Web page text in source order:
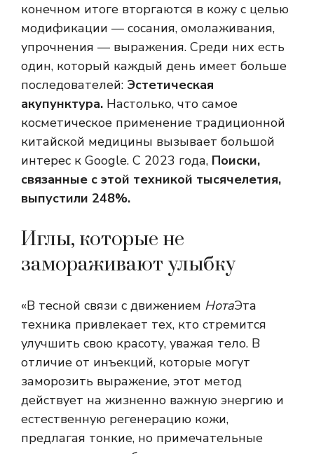
конечном итоге вторгаются в кожу с целью
модификации — сосания, омолаживания,
упрочнения — выражения. Среди них есть
один, который каждый день имеет больше
последователей: Эстетическая
акупунктура. Настолько, что самое
косметическое применение традиционной
китайской медицины вызывает большой
интерес к Google. С 2023 года, Поиски,
связанные с этой техникой тысячелетия,
выпустили 248%.
Иглы, которые не
замораживают улыбку
«В тесной связи с движением НотаЭта
техника привлекает тех, кто стремится
улучшить свою красоту, уважая тело. В
отличие от инъекций, которые могут
заморозить выражение, этот метод
действует на жизненно важную энергию и
естественную регенерацию кожи,
предлагая тонкие, но примечательные